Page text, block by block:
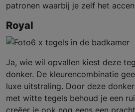
patronen waarbij je zelf het
Royal
Ja, wie wil opvallen kiest deze
donker. De kleurencombinatie
luxe uitstraling. Door deze
met witte tegels behoud je een